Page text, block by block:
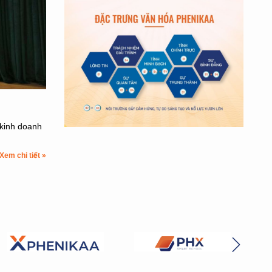
doanh
Xem chi tiết »